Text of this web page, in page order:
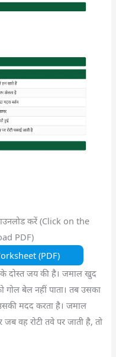
करें (Click on the
PDF)
(PDF)
दोस्त जय की है। जमाल खुद
गोल बेल नहीं पाता। तब उसका
मदद करता है। जमाल
वह रोटी तवे पर जाती है, तो